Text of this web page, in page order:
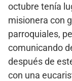
octubre tenía
misionera con
parroquiales,
comunicando
después de
con una